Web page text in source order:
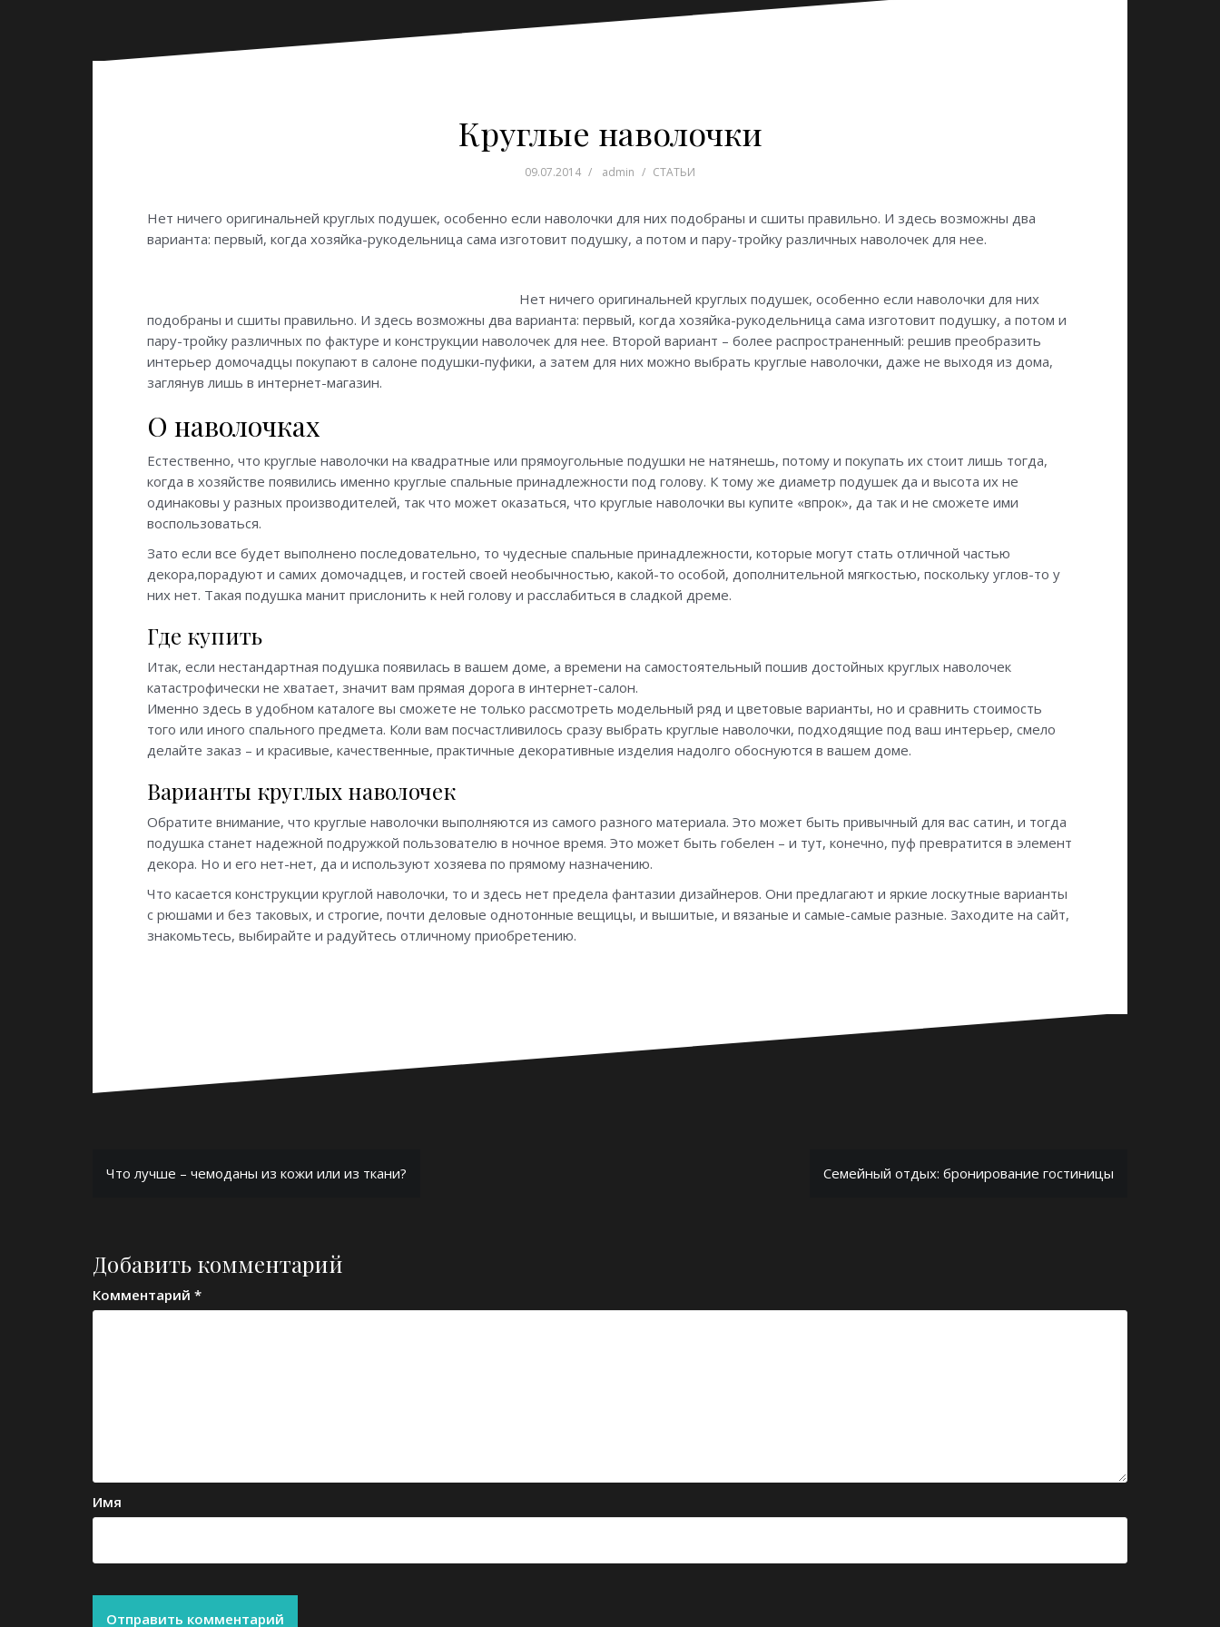
Круглые наволочки
09.07.2014 admin СТАТЬИ
Нет ничего оригинальней круглых подушек, особенно если наволочки для них подобраны и сшиты правильно. И здесь возможны два
варианта: первый, когда хозяйка-рукодельница сама изготовит подушку, а потом и пару-тройку различных наволочек для нее.
Нет ничего оригинальней круглых подушек, особенно если наволочки для них
подобраны и сшиты правильно. И здесь возможны два варианта: первый, когда хозяйка-рукодельница сама изготовит подушку, а потом и
пару-тройку различных по фактуре и конструкции наволочек для нее. Второй вариант – более распространенный: решив преобразить
интерьер домочадцы покупают в салоне подушки-пуфики, а затем для них можно выбрать круглые наволочки, даже не выходя из дома,
заглянув лишь в интернет-магазин.
О наволочках
Естественно, что круглые наволочки на квадратные или прямоугольные подушки не натянешь, потому и покупать их стоит лишь тогда,
когда в хозяйстве появились именно круглые спальные принадлежности под голову. К тому же диаметр подушек да и высота их не
одинаковы у разных производителей, так что может оказаться, что круглые наволочки вы купите «впрок», да так и не сможете ими
воспользоваться.
Зато если все будет выполнено последовательно, то чудесные спальные принадлежности, которые могут стать отличной частью
декора,порадуют и самих домочадцев, и гостей своей необычностью, какой-то особой, дополнительной мягкостью, поскольку углов-то у
них нет. Такая подушка манит прислонить к ней голову и расслабиться в сладкой дреме.
Где купить
Итак, если нестандартная подушка появилась в вашем доме, а времени на самостоятельный пошив достойных круглых наволочек
катастрофически не хватает, значит вам прямая дорога в интернет-салон.
Именно здесь в удобном каталоге вы сможете не только рассмотреть модельный ряд и цветовые варианты, но и сравнить стоимость
того или иного спального предмета. Коли вам посчастливилось сразу выбрать круглые наволочки, подходящие под ваш интерьер, смело
делайте заказ – и красивые, качественные, практичные декоративные изделия надолго обоснуются в вашем доме.
Варианты круглых наволочек
Обратите внимание, что круглые наволочки выполняются из самого разного материала. Это может быть привычный для вас сатин, и тогда
подушка станет надежной подружкой пользователю в ночное время. Это может быть гобелен – и тут, конечно, пуф превратится в элемент
декора. Но и его нет-нет, да и используют хозяева по прямому назначению.
Что касается конструкции круглой наволочки, то и здесь нет предела фантазии дизайнеров. Они предлагают и яркие лоскутные варианты
с рюшами и без таковых, и строгие, почти деловые однотонные вещицы, и вышитые, и вязаные и самые-самые разные. Заходите на сайт,
знакомьтесь, выбирайте и радуйтесь отличному приобретению.
Навигация
Что лучше – чемоданы из кожи или из ткани? Семейный отдых: бронирование гостиницы
Добавить комментарий
Комментарий *
Имя